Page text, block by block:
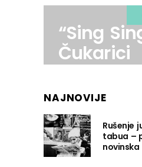
“Sing
Čukarici
NAJNOVIJE
Rušenje
tabua –